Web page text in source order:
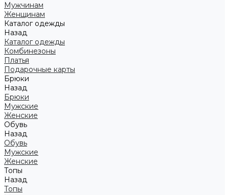
Мужчинам
Женщинам
Каталог одежды
Назад
Каталог одежды
Комбинезоны
Платья
Подарочные карты
Брюки
Назад
Брюки
Мужские
Женские
Обувь
Назад
Обувь
Мужские
Женские
Топы
Назад
Топы